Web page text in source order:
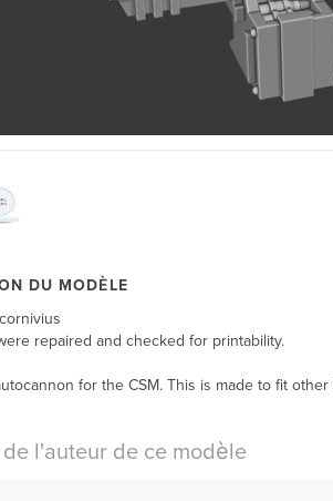
DU MODÈLE
repaired and checked for printability.
for the CSM. This is made to fit
l'auteur de ce modèle